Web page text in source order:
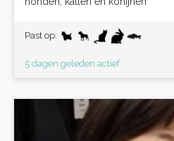
Past op:
5 dagen geleden actief